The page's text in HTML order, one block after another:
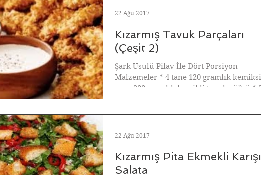
Kızarmış Tavuk Parçaları
(Çeşit 2)
Şark Usulü Pilav İle Dört Porsiyon
Malzemeler * 4 tane 120 gramlık kemiksiz
veya 200 gramlık kemikli tavuk göğsü * 3
diş sarmısak,...
22 Ağu 2017
Kızarmış Pita Ekmekli Karışık
Salata
22 Ağu 2017